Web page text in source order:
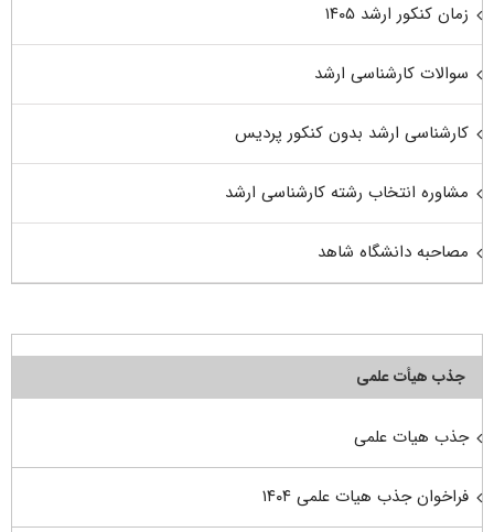
زمان کنکور ارشد ۱۴۰۵
سوالات کارشناسی ارشد
کارشناسی ارشد بدون کنکور پردیس
مشاوره انتخاب رشته کارشناسی ارشد
مصاحبه دانشگاه شاهد
جذب هیأت علمی
جذب هیات علمی
فراخوان جذب هیات علمی ۱۴۰۴